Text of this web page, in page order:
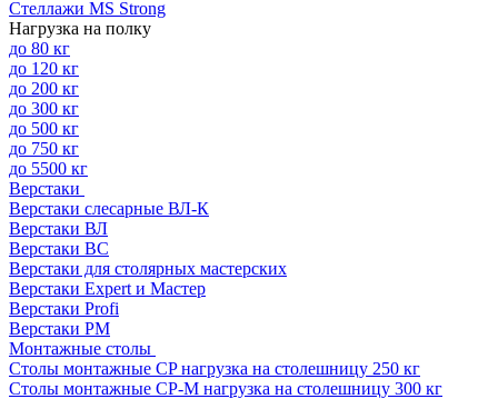
Стеллажи MS Strong
Нагрузка на полку
до 80 кг
до 120 кг
до 200 кг
до 300 кг
до 500 кг
до 750 кг
до 5500 кг
Верстаки
Верстаки слесарные ВЛ-К
Верстаки ВЛ
Верстаки ВС
Верстаки для столярных мастерских
Верстаки Expert и Мастер
Верстаки Profi
Верстаки РМ
Монтажные столы
Столы монтажные СP нагрузка на столешницу 250 кг
Столы монтажные СР-М нагрузка на столешницу 300 кг